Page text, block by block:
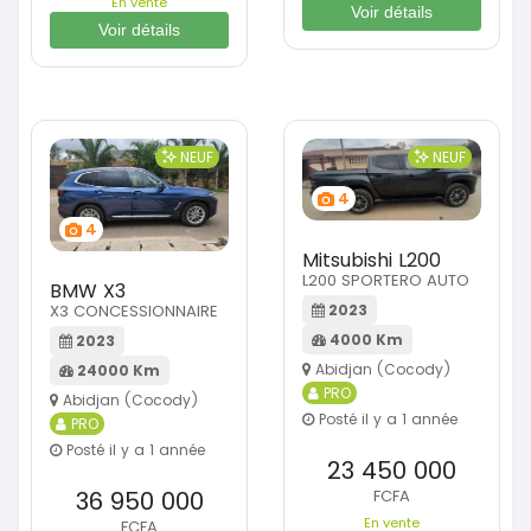
Voir détails
Voir détails
4
NEUF
BMW X3
X3 CONCESSIONNAIRE
2023
24000 Km
Abidjan (Cocody)
PRO
Posté il y a 1 année
36 950 000
4
NEUF
Mitsubishi L200
L200 SPORTERO AUTO
2023
4000 Km
Abidjan (Cocody)
PRO
Posté il y a 1 année
23 450 000
FCFA
En vente